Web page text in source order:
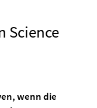
Science
wenn die